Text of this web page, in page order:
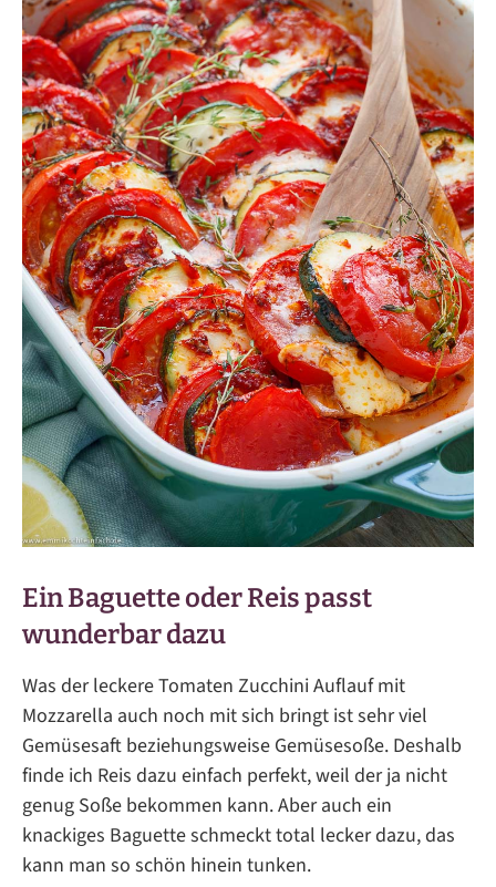
Ein Baguette oder Reis passt
wunderbar dazu
Was der leckere Tomaten Zucchini Auflauf mit
Mozzarella auch noch mit sich bringt ist sehr viel
Gemüsesaft beziehungsweise Gemüsesoße. Deshalb
finde ich Reis dazu einfach perfekt, weil der ja nicht
genug Soße bekommen kann. Aber auch ein
knackiges Baguette schmeckt total lecker dazu, das
kann man so schön hinein tunken.